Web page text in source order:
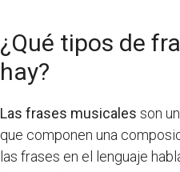
¿Qué tipos de
hay?
Las frases musicales son
que componen una
las frases en el lenguaje